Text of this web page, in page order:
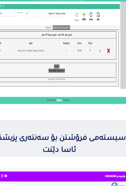
سیستەمی فرۆشتن بۆ سەنتەری
ئاسا دێنت